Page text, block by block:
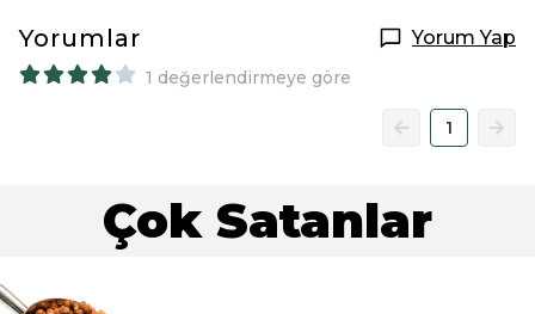
Yorumlar Yorum Yap
1 değerlendirmeye göre
1
Çok Satanlar